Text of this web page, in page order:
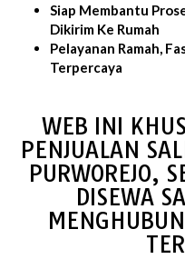
Siap Membantu
Dikirim Ke Rumah
Pelayanan Ramah,
Terpercaya
WEB INI
PENJUALAN
PURWOREJO,
DISEWA